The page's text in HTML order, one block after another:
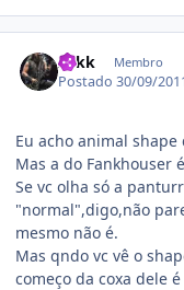
Zakk Membro
Postado30/09/
Eu acho animal
Mas a do Fankhouser
Se vc olha só a
"normal",digo,não
mesmo não é.
Mas qndo vc vê o
começo da coxa dele